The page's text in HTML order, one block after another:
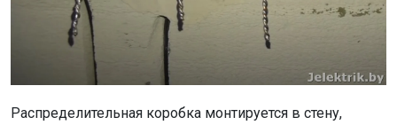
Распределительная коробка монтируется в стену,